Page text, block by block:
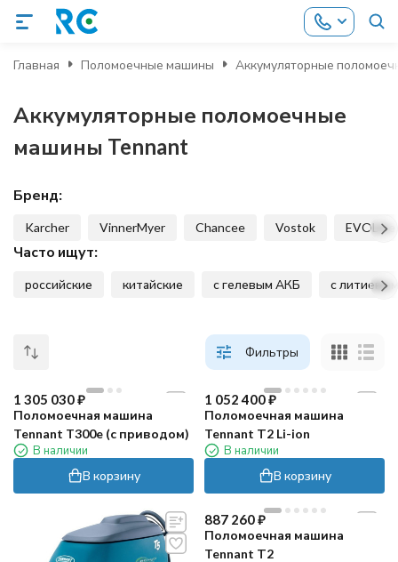
Главная Поломоечные машины Аккумуляторные
Аккумуляторные поломоечные
машины Tennant
Бренд:
Karcher VinnerMyer Chancee Vostok EVOLine
Часто ищут:
российские китайские с гелевым АКБ с
Фильтры
1 305 030₽
Поломоечная машина
Tennant T300e (с приводом)
В наличии
В корзину
1 052 400₽
Поломоечная машина
Tennant Т2 Li-ion
В наличии
В корзину
887 260₽
Поломоечная машина
Tennant Т2